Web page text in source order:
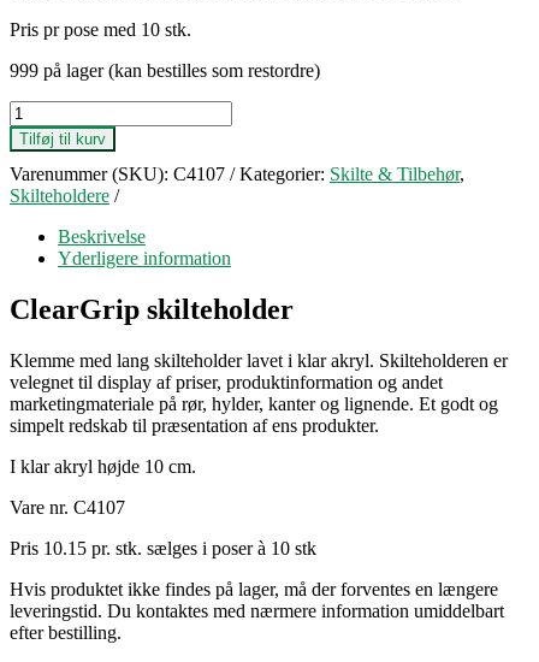
Pris pr pose med 10 stk.
999 på lager (kan bestilles som restordre)
ClearGrip
skilteholder
-
C4107
-
antal
Tilføj til kurv
Varenummer (SKU): C4107 Kategorier: Skilte & Tilbehør,
Skilteholdere
Beskrivelse
Yderligere information
ClearGrip skilteholder
Klemme med lang skilteholder lavet i klar akryl. Skilteholderen er
velegnet til display af priser, produktinformation og andet
marketingmateriale på rør, hylder, kanter og lignende. Et godt og
simpelt redskab til præsentation af ens produkter.
I klar akryl højde 10 cm.
Vare nr. C4107
Pris 10.15 pr. stk. sælges i poser à 10 stk
Hvis produktet ikke findes på lager, må der forventes en længere
leveringstid. Du kontaktes med nærmere information umiddelbart
efter bestilling.